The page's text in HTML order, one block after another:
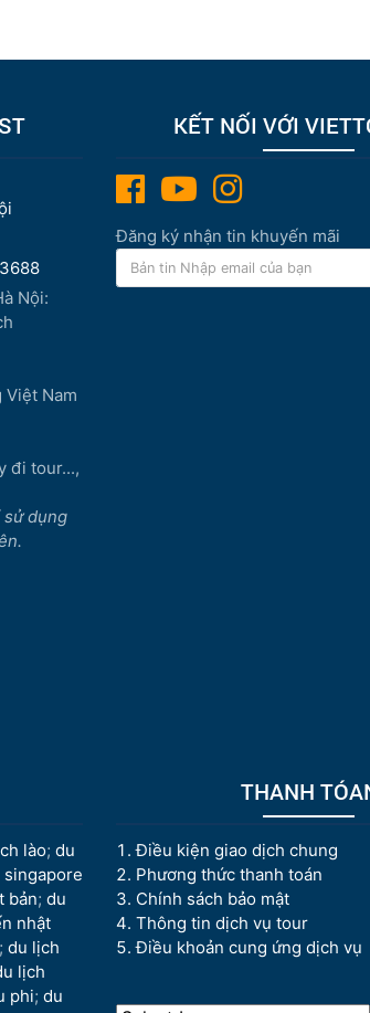
Nội:
Việt Nam
đi tour...,
sử dụng
KẾT NỐI VỚI
Đăng ký nhận tin khuyến mãi
lào; du
bản; du
nhật
; du lịch
lịch
phi; du
THANH
Điều kiện giao dịch chung
Phương thức thanh toán
Chính sách bảo mật
Thông tin dịch vụ tour
Điều khoản cung ứng dịch vụ